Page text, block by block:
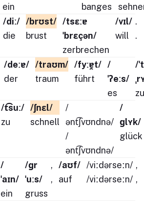
ein banges
/diː/
die
/brʊst/
brust
/tsɛːɐ
ˈbrɛçən/
zerbrechen
/vɪl/
will
.
.
/deːɐ/
der
/traʊm/
traum
/fyːɐ̯t/
führt
/
ˈʔeːs/
es
/
/t͡suː/
zu
/ʃnɛl/
schnell
/
ənt͡ʃvʊndnə/
/
ənt͡ʃvʊndnə/
/
ɡlʏk/
glück
/
ˈaɪn/
ein
/ɡr
ˈuːs/
gruss
,
,
/aʊf/
auf
/viːdərseːn/
/viːdərseːn/
,
,